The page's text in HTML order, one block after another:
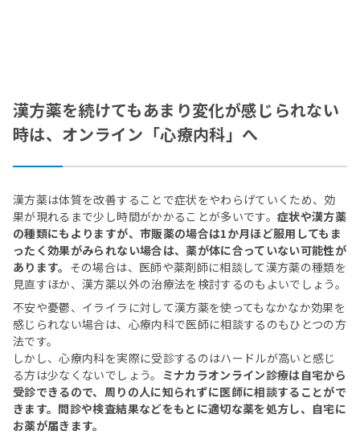
漢方薬を続けてもあまり変化が感じられない
時は、オンライン「心療内科」へ
漢方薬は体質を改善することで症状をやわらげていくため、効
果が現れるまで少し時間がかかることが多いです。症状や漢方薬
の種類にもよりますが、市販薬の場合は1か月ほど服用してもま
ったく効果がみられない場合は、薬が体に合っていない可能性が
あります。 その場合は、医師や薬剤師に相談して漢方薬の種類を
見直すほか、漢方薬以外の治療法を検討するのもよいでしょう。
不安や憂鬱、イライラに対して漢方薬を使ってもなかなか効果を
感じられない場合は、心療内科で医師に相談するのもひとつの方
法です。
しかし、心療内科を実際に受診するのはハードルが高いと感じ
る方は少なくないでしょう。 ミナカラオンライン診療は自宅から
受診できるので、周りの人に知られずに医師に相談することがで
きます。問診や検査結果などをもとに適切な薬を処方し、自宅に
お薬が届きます。